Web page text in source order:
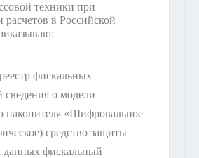
техники при
расчетов в Российской
фискальных
сведения о модели
накопителя «Шифровальное
средство защиты
данных фискальный